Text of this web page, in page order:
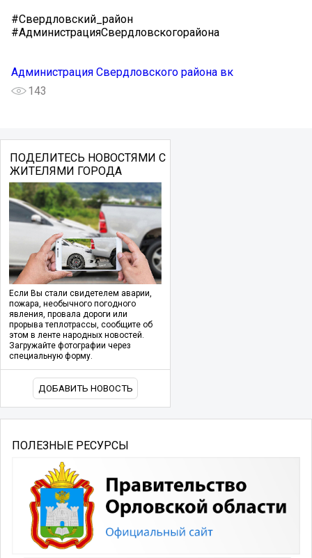
#Свердловский_район
#АдминистрацияСвердловскогорайона
Администрация Свердловского района вк
143
ПОДЕЛИТЕСЬ НОВОСТЯМИ С
ЖИТЕЛЯМИ ГОРОДА
Если Вы стали свидетелем аварии,
пожара, необычного погодного
явления, провала дороги или
прорыва теплотрассы, сообщите об
этом в ленте народных новостей.
Загружайте фотографии через
специальную форму.
ДОБАВИТЬ НОВОСТЬ
ПОЛЕЗНЫЕ РЕСУРСЫ